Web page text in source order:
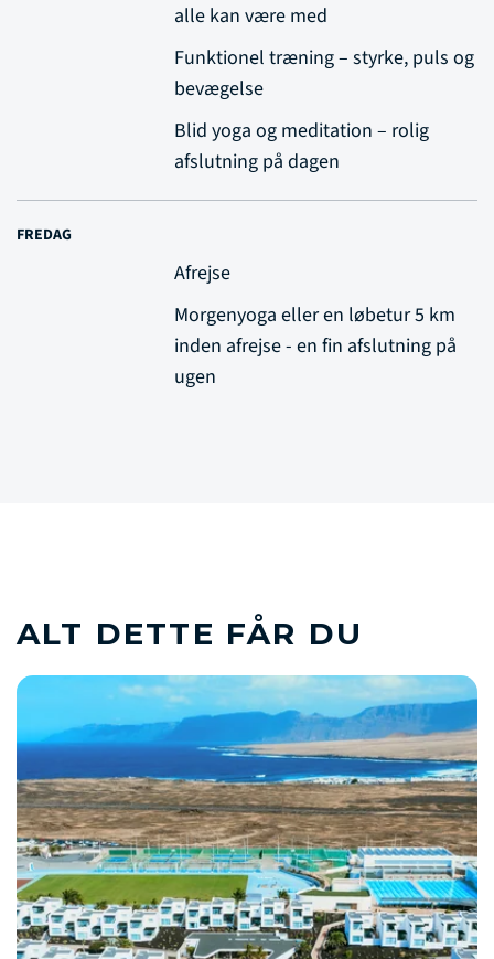
alle kan være med
Funktionel træning – styrke, puls og
bevægelse
Blid yoga og meditation – rolig
afslutning på dagen
FREDAG
Afrejse
Morgenyoga eller en løbetur 5 km
inden afrejse - en fin afslutning på
ugen
ALT DETTE FÅR DU